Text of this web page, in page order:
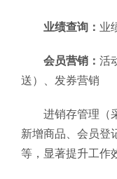
业绩查询： 业
会员营销： 活
送）、发券营销
进销存管理（
新增商品、会员登
等，显著提升工作